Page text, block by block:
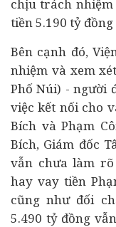
chịu trách
tiền 5.190 tỷ
Bên cạnh đó,
nhiệm và xem
Phố Núi) - người
việc kết nối cho
Bích và Phạm
Bích, Giám đốc
vẫn chưa làm rõ
hay vay tiền
cũng như đối
5.490 tỷ đồng